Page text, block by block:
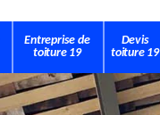
Entreprise de
toiture 19
Devis
toiture 19